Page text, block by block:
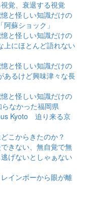
覚、衰退する視覚
と怪しい知識だけの
蘇ショック」
と怪しい知識だけの
にほとんど語れない
と怪しい知識だけの
るけど興味津々な長
と怪しい知識だけの
なかった福岡県
Kyoto 迫り来る京
こからきたのか？
きない、無自覚で無
げないとしゃぁない
インボーから眼が離